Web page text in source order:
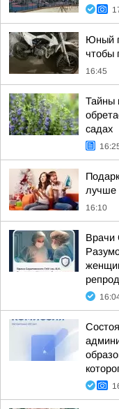
Юный
чтобы
16:45
Тайны
садах
лучше
16:10
Врачи